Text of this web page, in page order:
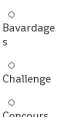
Bavardage
s
Challenge